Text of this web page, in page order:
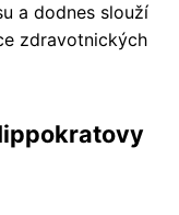
a dodnes slouží
zdravotnických